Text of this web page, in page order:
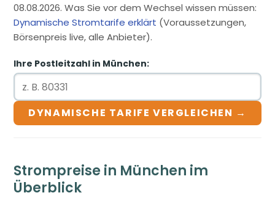
08.08.2026. Was Sie vor dem Wechsel wissen müssen:
Dynamische Stromtarife erklärt (Voraussetzungen,
Börsenpreis live, alle Anbieter).
Ihre Postleitzahl in München:
DYNAMISCHE TARIFE VERGLEICHEN →
Strompreise in München im
Überblick